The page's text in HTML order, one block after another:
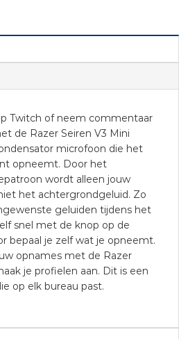
Twitch of neem commentaar
de Razer Seiren V3 Mini
microfoon die het
opneemt. Door het
wordt alleen jouw
het achtergrondgeluid. Zo
geluiden tijdens het
snel met de knop op de
bepaal je zelf wat je opneemt.
opnames met de Razer
je profielen aan. Dit is een
op elk bureau past.